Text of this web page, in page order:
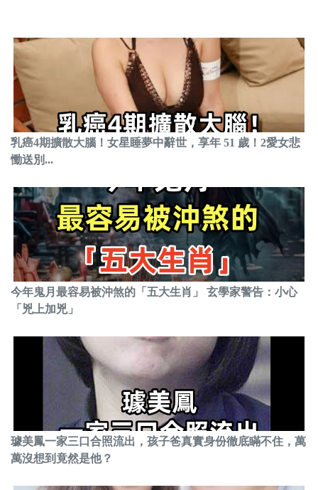
乳癌4期擴散大腦！女星睡夢中辭世，享年 51 歲！2愛女悲
慟送別...
今年鬼月最容易被沖煞的「五大生肖」 玄學家警告：小心
「兇上加兇」
璩美鳳一家三口合照流出，孩子爸真實身份徹底瞞不住，萬
萬沒想到竟然是他？